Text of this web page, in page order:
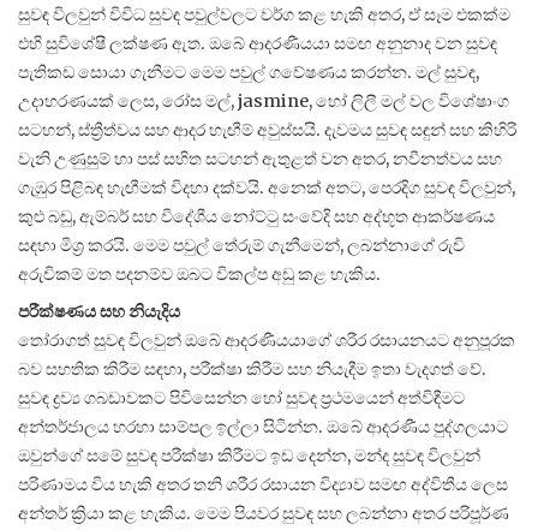
සුවඳ විලවුන් විවිධ සුවඳ පවුල්වලට වර්ග කළ හැකි අතර, ඒ සෑම එකක්ම
එහි සුවිශේෂී ලක්ෂණ ඇත. ඔබේ ආදරණීයයා සමඟ අනුනාද වන සුවඳ
පැතිකඩ සොයා ගැනීමට මෙම පවුල් ගවේෂණය කරන්න. මල් සුවඳ,
උදාහරණයක් ලෙස, රෝස මල්, jasmine, හෝ ලිලී මල් වල විශේෂාංග
සටහන්, ස්ත්‍රීත්වය සහ ආදර හැඟීම් අවුස්සයි. දැවමය සුවඳ සඳුන් සහ කිහිරි
වැනි උණුසුම් හා පස් සහිත සටහන් ඇතුළත් වන අතර, නවීනත්වය සහ
ගැඹුර පිළිබඳ හැඟීමක් විදහා දක්වයි. අනෙක් අතට, පෙරදිග සුවඳ විලවුන්,
කුළු බඩු, ඇම්බර් සහ විදේශීය නෝට්ටු සංවේදි සහ අද්භූත ආකර්ෂණය
සඳහා මිශ්‍ර කරයි. මෙම පවුල් තේරුම් ගැනීමෙන්, ලබන්නාගේ රුචි
අරුචිකම් මත පදනම්ව ඔබට විකල්ප අඩු කළ හැකිය.
පරීක්ෂණය සහ නියැදිය
තෝරාගත් සුවඳ විලවුන් ඔබේ ආදරණීයයාගේ ශරීර රසායනයට අනුපූරක
බව සහතික කිරීම සඳහා, පරීක්ෂා කිරීම සහ නියැදීම ඉතා වැදගත් වේ.
සුවඳ ද්‍රව්‍ය ගබඩාවකට පිවිසෙන්න හෝ සුවඳ ප්‍රථමයෙන් අත්විඳීමට
අන්තර්ජාලය හරහා සාම්පල ඉල්ලා සිටින්න. ඔබේ ආදරණීය පුද්ගලයාට
ඔවුන්ගේ සමේ සුවඳ පරීක්ෂා කිරීමට ඉඩ දෙන්න, මන්ද සුවඳ විලවුන්
පරිණාමය විය හැකි අතර තනි ශරීර රසායන විද්‍යාව සමඟ අද්විතීය ලෙස
අන්තර් ක්‍රියා කළ හැකිය. මෙම පියවර සුවඳ සහ ලබන්නා අතර පරිපූර්ණ